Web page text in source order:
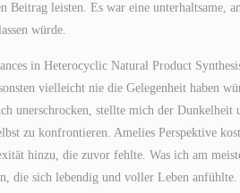
Beitrag leisten. Es war eine unterhaltsame,
würde.
in Heterocyclic Natural Product
vielleicht nie die Gelegenheit haben
unerschrocken, stellte mich der
zu konfrontieren. Amelies Perspektive
hinzu, die zuvor fehlte. Was ich am
die sich lebendig und voller Leben anfühlte.